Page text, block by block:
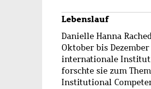
Lebenslauf
Danielle Hanna
Oktober bis
internationale
forschte sie zum
Institutional